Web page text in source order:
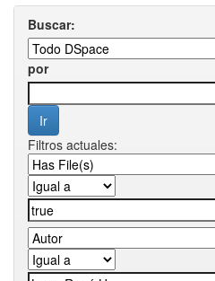
Buscar:
por
Filtros actuales: